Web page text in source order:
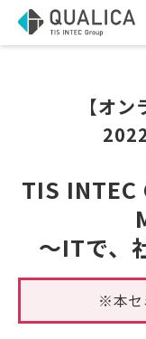
ソリューション・サービ
【オ
TIS
～ITで、
※本セ